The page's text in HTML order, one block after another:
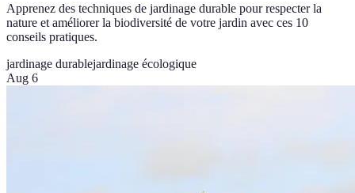
Apprenez des techniques de jardinage durable pour respecter la
nature et améliorer la biodiversité de votre jardin avec ces 10
conseils pratiques.
jardinage durablejardinage écologique
Aug 6